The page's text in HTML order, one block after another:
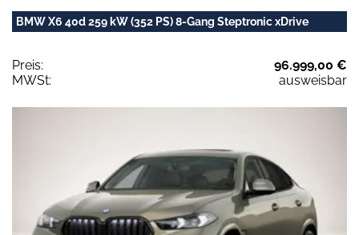
BMW X6 40d 259 kW (352 PS) 8-Gang Steptronic xDrive
Preis:
96.999,00 €
MWSt:
ausweisbar